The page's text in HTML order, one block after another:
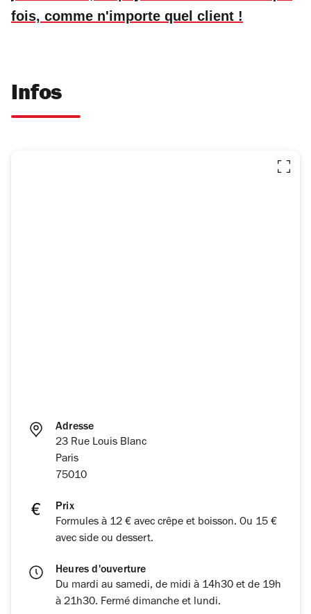
fois, comme n'importe quel client !
Infos
Adresse
23 Rue Louis Blanc
Paris
75010
Prix
Formules à 12 € avec crêpe et boisson. Ou 15 €
avec side ou dessert.
Heures d'ouverture
Du mardi au samedi, de midi à 14h30 et de 19h
à 21h30. Fermé dimanche et lundi.